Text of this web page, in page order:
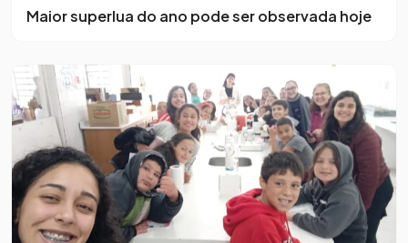
Maior superlua do ano pode ser observada hoje